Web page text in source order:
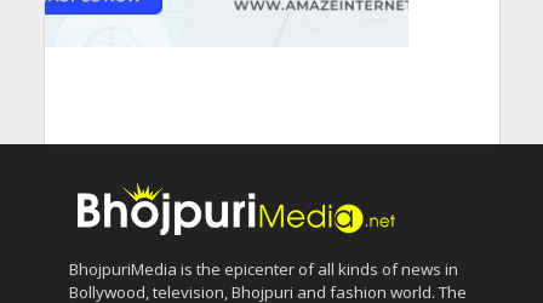
BhojpuriMedia is the epicenter of all kinds of news in
Bollywood, television, Bhojpuri and fashion world. The